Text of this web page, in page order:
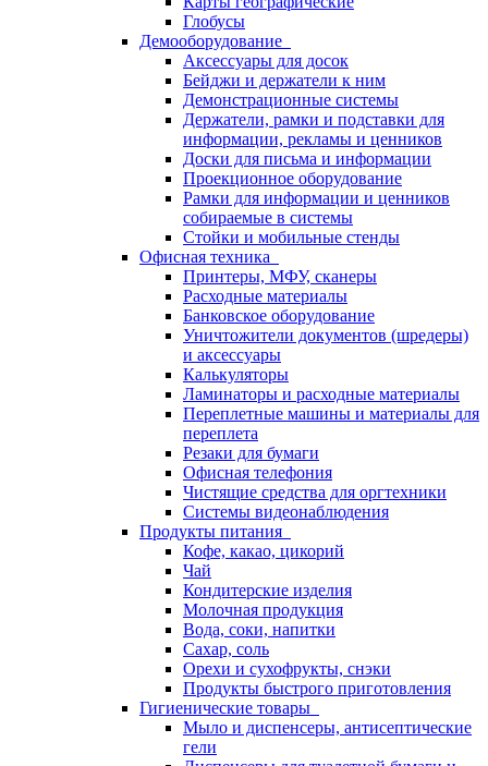
Глобусы
Демооборудование
Аксессуары для досок
Бейджи и держатели к ним
Демонстрационные системы
Держатели, рамки и подставки для
информации, рекламы и ценников
Доски для письма и информации
Проекционное оборудование
Рамки для информации и ценников
собираемые в системы
Стойки и мобильные стенды
Офисная техника
Принтеры, МФУ, сканеры
Расходные материалы
Банковское оборудование
Уничтожители документов (шредеры)
и аксессуары
Калькуляторы
Ламинаторы и расходные материалы
Переплетные машины и материалы для
переплета
Резаки для бумаги
Офисная телефония
Чистящие средства для оргтехники
Системы видеонаблюдения
Продукты питания
Кофе, какао, цикорий
Чай
Кондитерские изделия
Молочная продукция
Вода, соки, напитки
Сахар, соль
Орехи и сухофрукты, снэки
Продукты быстрого приготовления
Гигиенические товары
Мыло и диспенсеры, антисептические
гели